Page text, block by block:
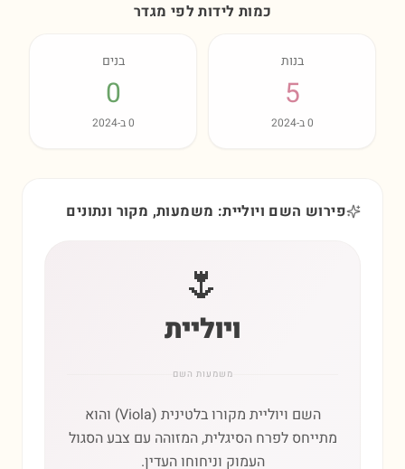
כמות לידות לפי מגדר
בנות
5
0ב-2024
בנים
0
0ב-2024
פירוש השם ויוליית: משמעות, מקור ונתונים
🌷
ויוליית
משמעות השם
השם ויוליית מקורו בלטינית (Viola) והוא
מתייחס לפרח הסיגלית, המזוהה עם צבע הסגול
העמוק וניחוחו העדין.